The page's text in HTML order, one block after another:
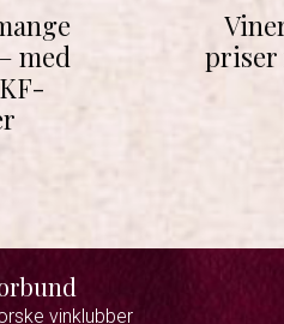
med
priser
vinklubber